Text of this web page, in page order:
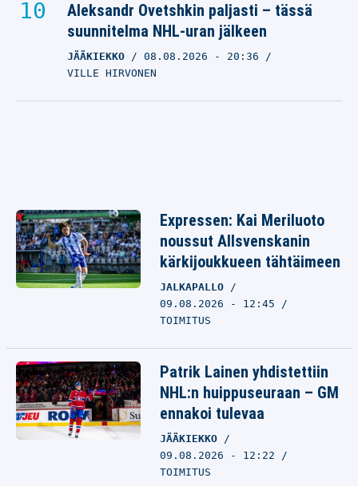
Aleksandr Ovetshkin paljasti – tässä
suunnitelma NHL-uran jälkeen
JÄÄKIEKKO 08.08.2026 - 20:36
VILLE HIRVONEN
Expressen: Kai Meriluoto
noussut Allsvenskanin
kärkijoukkueen tähtäimeen
JALKAPALLO
09.08.2026 - 12:45
TOIMITUS
Patrik Lainen yhdistettiin
NHL:n huippuseuraan – GM
ennakoi tulevaa
JÄÄKIEKKO
09.08.2026 - 12:22
TOIMITUS